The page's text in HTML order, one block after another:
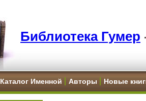
Библиотека Гумер
Каталог Именной Авторы Новые